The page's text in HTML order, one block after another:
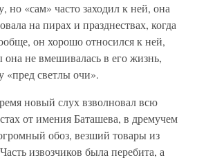
но «сам» часто заходил к ней, она
на пирах и празднествах, когда
он хорошо относился к ней,
она не вмешивалась в его жизнь,
«пред светлы очи».
новый слух взволновал всю
от имения Баташева, в дремучем
обоз, везший товары из
извозчиков была перебита, а